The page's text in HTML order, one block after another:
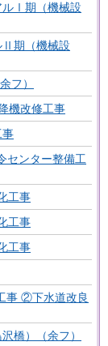
ルⅠ期（機械設
Ⅱ期（機械設
フ）
機改修工事
事
センター整備工
工事
工事
工事
事 ②下水道改良
橋）（余フ）